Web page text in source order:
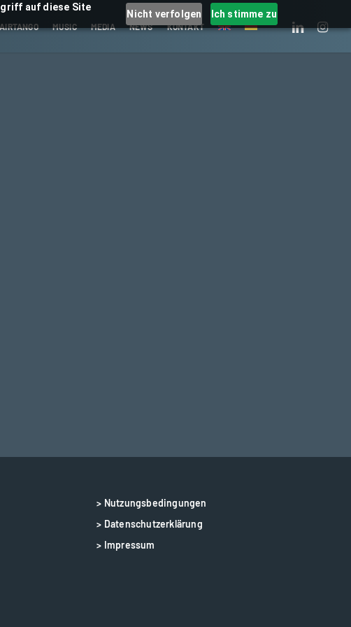
auf diese Site
Nicht verfolgen Ich stimme zu
MUSIC MEDIA NEWS KONTAKT LINKEDIN
> Nutzungsbedingungen
> Datenschutzerklärung
> Impressum